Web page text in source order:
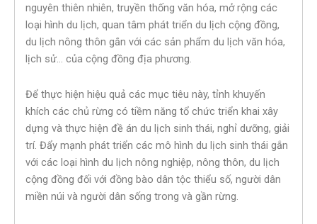
nguyên thiên nhiên, truyền thống văn hóa, mở rộng các
loại hình du lịch, quan tâm phát triển du lịch cộng đồng,
du lịch nông thôn gắn với các sản phẩm du lịch văn hóa,
lịch sử… của cộng đồng địa phương.
Để thực hiện hiệu quả các mục tiêu này, tỉnh khuyến
khích các chủ rừng có tiềm năng tổ chức triển khai xây
dựng và thực hiện đề án du lịch sinh thái, nghỉ dưỡng, giải
trí. Đẩy mạnh phát triển các mô hình du lịch sinh thái gắn
với các loại hình du lịch nông nghiệp, nông thôn, du lịch
cộng đồng đối với đồng bào dân tộc thiểu số, người dân
miền núi và người dân sống trong và gần rừng.